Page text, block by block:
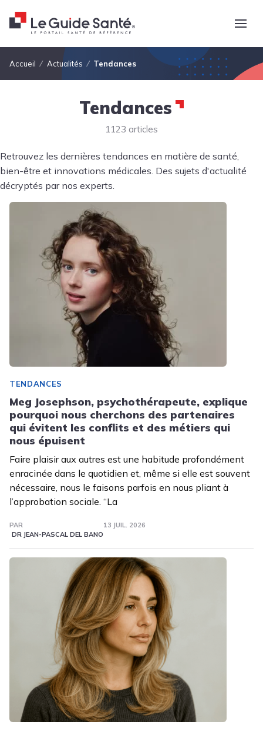
Fil d'Ariane
Accueil Actualités Tendances
Tendances
1123 articles
Retrouvez les dernières tendances en matière de santé,
bien-être et innovations médicales. Des sujets d'actualité
décryptés par nos experts.
TENDANCES
Meg Josephson, psychothérapeute, explique
pourquoi nous cherchons des partenaires
qui évitent les conflits et des métiers qui
nous épuisent
Faire plaisir aux autres est une habitude profondément
enracinée dans le quotidien et, même si elle est souvent
nécessaire, nous le faisons parfois en nous pliant à
l’approbation sociale. “La
PAR
DR JEAN-PASCAL DEL BANO
13 JUIL. 2026